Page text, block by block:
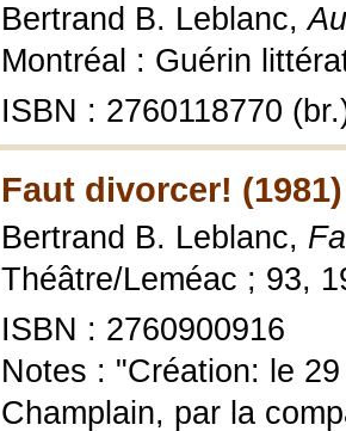
Bertrand B. Leblanc,
Montréal : Guérin
ISBN : 2760118770
Faut divorcer! (1981)
Bertrand B. Leblanc,
Théâtre/Leméac ; 93,
ISBN : 2760900916
Notes : "Création: le
Champlain, par la